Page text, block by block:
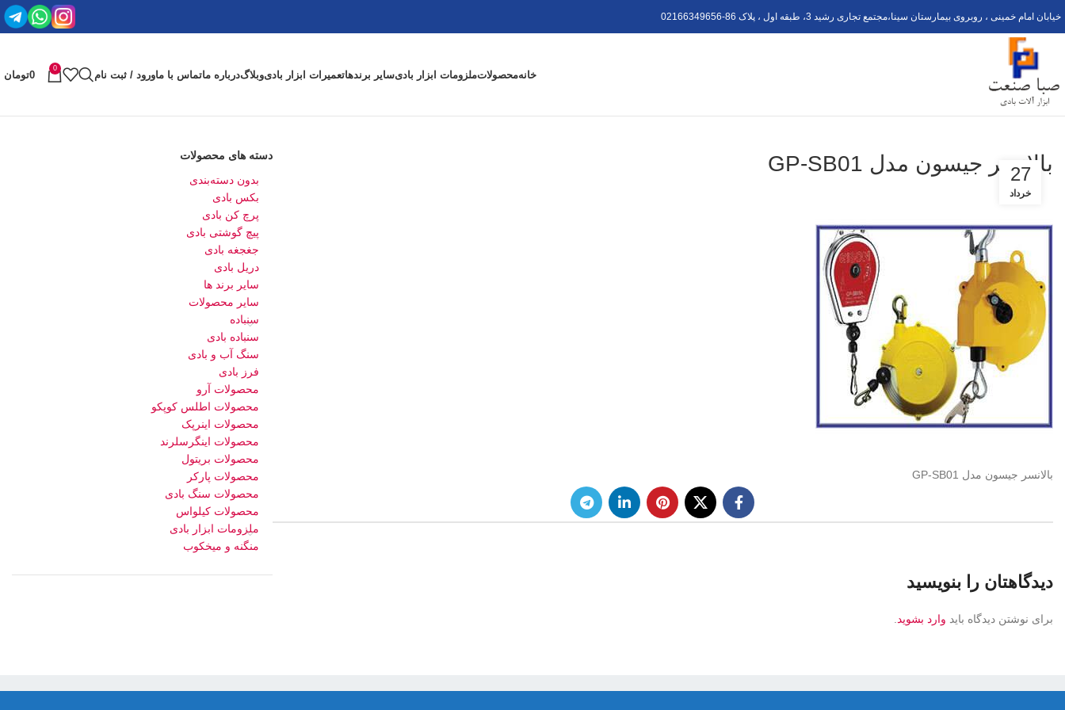
خیابان امام خمینی ، روبروی بیمارستان سینا،مجتمع تجاری رشید 3، طبقه اول ، پلاک 6 02166349656-8
خانهمحصولاتملزومات ابزار بادیسایر برندهاتعمیرات ابزار بادیوبلاگدرباره ماتماس با ماورود / ثبت نام
0
0تومان
بالانسر جیسون مدل GP-SB01
27
خرداد
بالانسر جیسون مدل GP-SB01
دیدگاهتان را بنویسید
برای نوشتن دیدگاه باید وارد بشوید
دسته های محصولات
بدون دسته‌بندی
بکس بادی
پرچ کن بادی
پیچ گوشتی بادی
جغجغه بادی
دریل بادی
سایر برند ها
سایر محصولات
سنباده
سنباده بادی
سنگ آب و بادی
فرز بادی
محصولات آرو
محصولات اطلس کوپکو
محصولات اینرپک
محصولات اینگرسلرند
محصولات بریتول
محصولات پارکر
محصولات سنگ بادی
محصولات کیلواس
ملزومات ابزار بادی
منگنه و میخکوب